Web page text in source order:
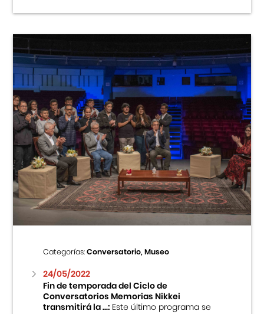
Categorías:Conversatorio, Museo
24/05/2022
Fin de temporada del Ciclo de
Conversatorios Memorias Nikkei
transmitirá la ...:Este último programa se